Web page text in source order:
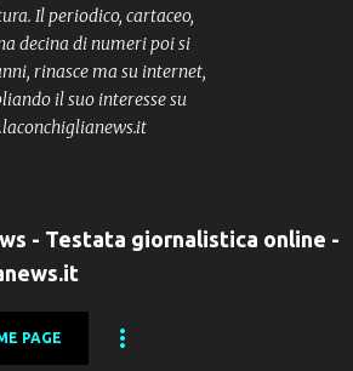
Il periodico, cartaceo,
decina di numeri poi si
rinasce ma su internet,
il suo interesse su
- Testata giornalistica online -
PAGE